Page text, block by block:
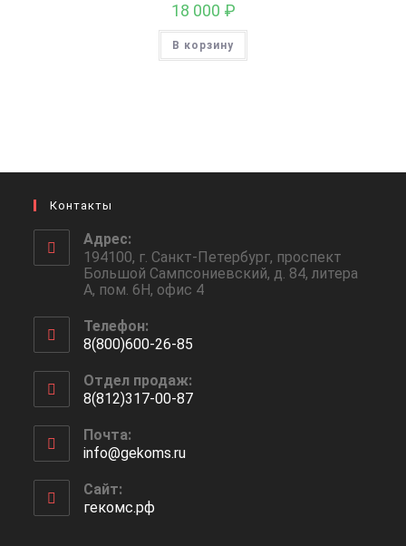
18 000 ₽
В корзину
Контакты
Адрес:
194100, г. Санкт-Петербург, проспект
Большой Сампсониевский, д. 84, литера
А, пом. 6Н, офис 4
Телефон:
8(800)600-26-85
в
вашем
приложении
Отдел продаж:
8(812)317-00-87
в
вашем
приложении
Почта:
info@gekoms.ruОткроется
Сайт:
гекомс.рф